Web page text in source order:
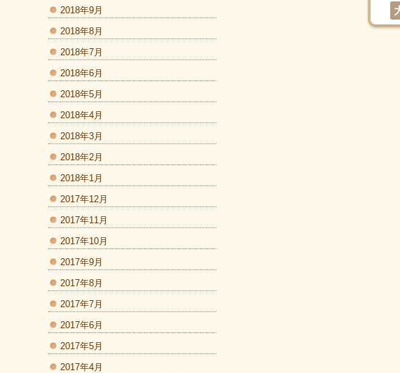
2018年9月
2018年8月
2018年7月
2018年6月
2018年5月
2018年4月
2018年3月
2018年2月
2018年1月
2017年12月
2017年11月
2017年10月
2017年9月
2017年8月
2017年7月
2017年6月
2017年5月
2017年4月